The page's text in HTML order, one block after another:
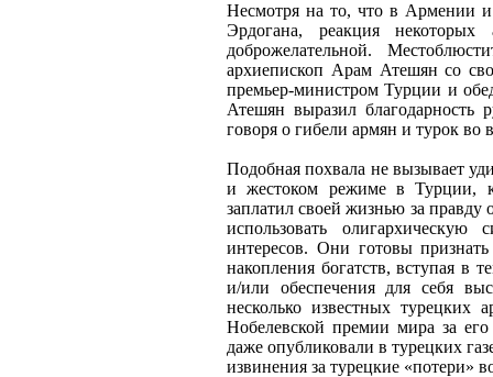
Несмотря на то, что в Армении
Эрдогана, реакция
доброжелательной.
архиепископ Арам Атешян со
премьер-министром Турции и
Атешян выразил
говоря о гибели армян и турок
Подобная похвала не вызывает
и жестоком режиме в Турции,
заплатил своей жизнью за правду
использовать
интересов. Они готовы
накопления богатств, вступая в
и/или обеспечения для себя
несколько известных
Нобелевской премии мира за
даже опубликовали в турецких
извинения за турецкие